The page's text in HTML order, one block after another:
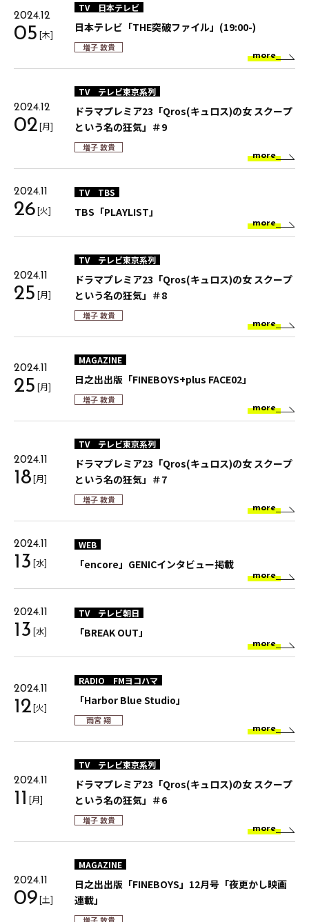
2024.12
05 [木]
TV 日本テレビ
日本テレビ「THE突破ファイル」(19:00-)
増子 敦貴
more
2024.12
02[月]
TV テレビ東京系列
ドラマプレミア23「Qros(キュロス)の女 スクープ
という名の狂気」＃9
増子 敦貴
more
2024.11
26[火]
TV TBS
TBS「PLAYLIST」
more
2024.11
25 [月]
TV テレビ東京系列
ドラマプレミア23「Qros(キュロス)の女 スクープ
という名の狂気」＃8
増子 敦貴
more
2024.11
25 [月]
MAGAZINE
日之出出版「FINEBOYS+plus FACE02」
増子 敦貴
more
2024.11
18[月]
TV テレビ東京系列
ドラマプレミア23「Qros(キュロス)の女 スクープ
という名の狂気」＃7
増子 敦貴
more
2024.11
13 [水]
WEB
「encore」GENICインタビュー掲載
more
2024.11
13 [水]
TV テレビ朝日
「BREAK OUT」
more
2024.11
12[火]
RADIO FMヨコハマ
「Harbor Blue Studio」
雨宮 翔
more
2024.11
11 [月]
TV テレビ東京系列
ドラマプレミア23「Qros(キュロス)の女 スクープ
という名の狂気」＃6
増子 敦貴
more
2024.11
09[土]
MAGAZINE
日之出出版「FINEBOYS」12月号「夜更かし映画
連載」